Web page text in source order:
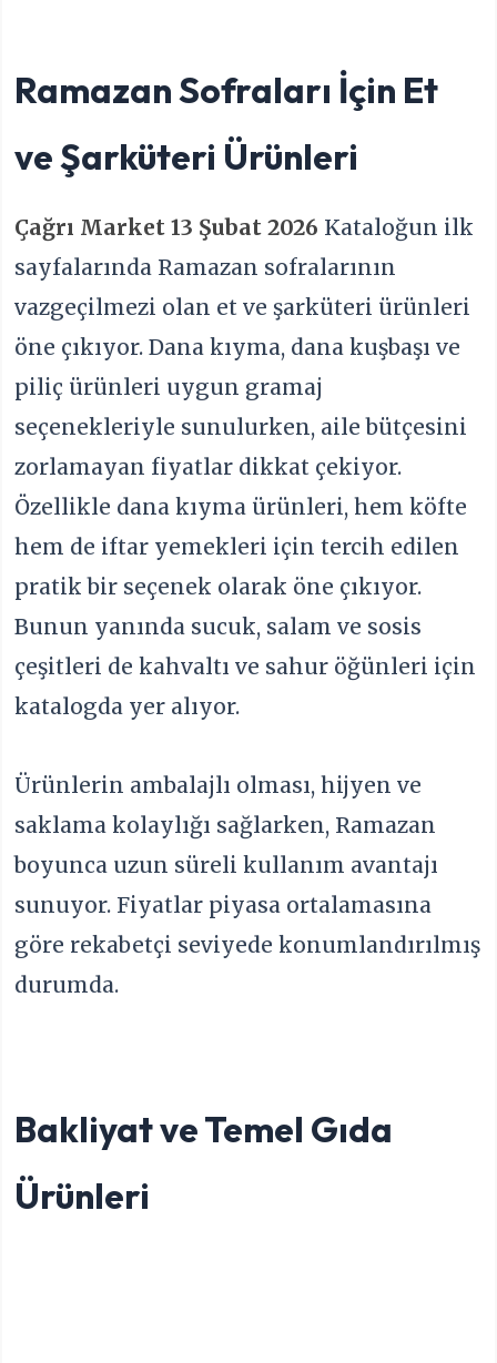
Ramazan Sofraları İçin Et
ve Şarküteri Ürünleri
Çağrı Market 13 Şubat 2026 Kataloğun ilk
sayfalarında Ramazan sofralarının
vazgeçilmezi olan et ve şarküteri ürünleri
öne çıkıyor. Dana kıyma, dana kuşbaşı ve
piliç ürünleri uygun gramaj
seçenekleriyle sunulurken, aile bütçesini
zorlamayan fiyatlar dikkat çekiyor.
Özellikle dana kıyma ürünleri, hem köfte
hem de iftar yemekleri için tercih edilen
pratik bir seçenek olarak öne çıkıyor.
Bunun yanında sucuk, salam ve sosis
çeşitleri de kahvaltı ve sahur öğünleri için
katalogda yer alıyor.
Ürünlerin ambalajlı olması, hijyen ve
saklama kolaylığı sağlarken, Ramazan
boyunca uzun süreli kullanım avantajı
sunuyor. Fiyatlar piyasa ortalamasına
göre rekabetçi seviyede konumlandırılmış
durumda.
Bakliyat ve Temel Gıda
Ürünleri